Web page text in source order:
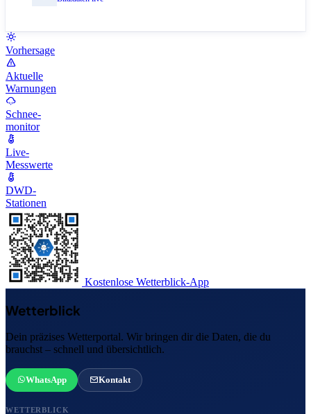
Vorhersage
Aktuelle
Warnungen
Schnee-
monitor
Live-
Messwerte
DWD-
Stationen
Kostenlose Wetterblick-App
Wetterblick
Dein präzises Wetterportal. Wir bringen dir die Daten, die du
brauchst – schnell und übersichtlich.
WhatsApp Kontakt
WETTERBLICK